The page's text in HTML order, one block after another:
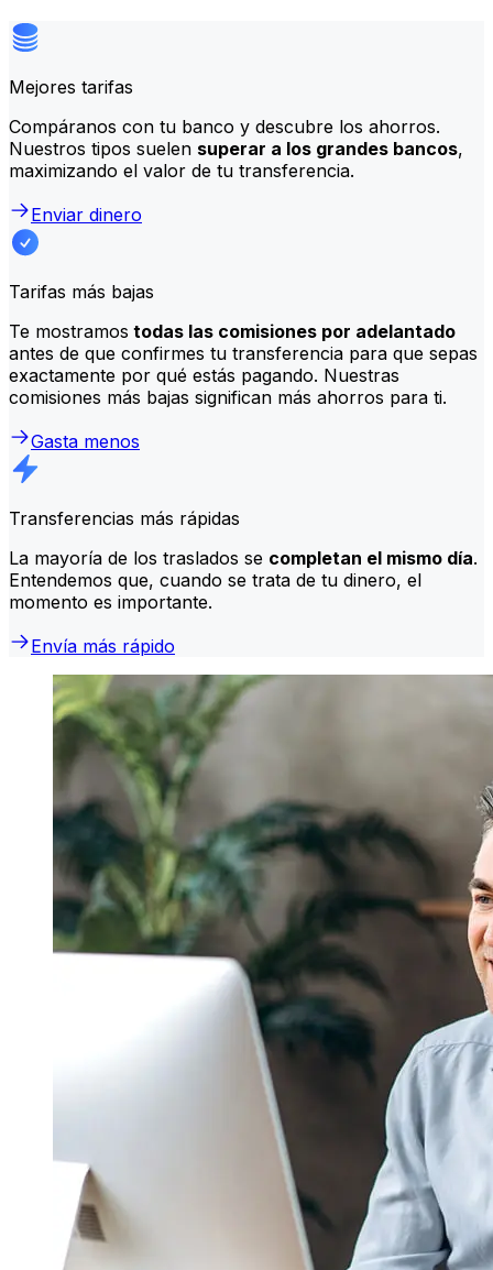
Mejores tarifas
Compáranos con tu banco y descubre los ahorros.
Nuestros tipos suelen superar a los grandes bancos,
maximizando el valor de tu transferencia.
Enviar dinero
Tarifas más bajas
Te mostramos todas las comisiones por adelantado
antes de que confirmes tu transferencia para que sepas
exactamente por qué estás pagando. Nuestras
comisiones más bajas significan más ahorros para ti.
Gasta menos
Transferencias más rápidas
La mayoría de los traslados se completan el mismo día.
Entendemos que, cuando se trata de tu dinero, el
momento es importante.
Envía más rápido